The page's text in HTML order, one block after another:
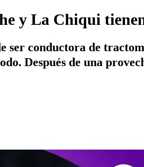
y La Chiqui
ser conductora de
Después de una